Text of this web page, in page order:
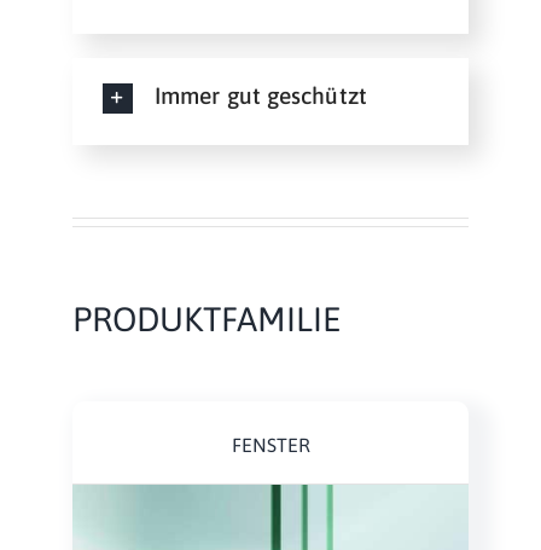
Immer gut geschützt
PRODUKTFAMILIE
FENSTER